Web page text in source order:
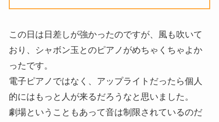
この日は日差しが強かったのですが、風も吹いて
おり、シャボン玉とのピアノがめちゃくちゃよか
ったです。
電子ピアノではなく、アップライトだったら個人
的にはもっと人が来るだろうなと思いました。
劇場ということもあって音は制限されているのだ